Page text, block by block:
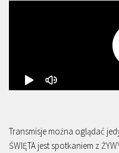
Transmisje można oglądać
ŚWIĘTA jest spotkaniem z